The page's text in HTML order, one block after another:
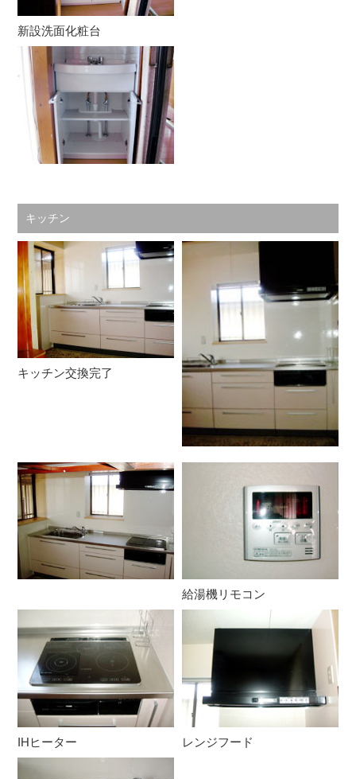
新設洗面化粧台
キッチン
キッチン交換完了
給湯機リモコン
IHヒーター レンジフード